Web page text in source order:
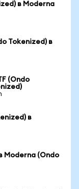
в Moderna
Tokenized) в
(Ondo
в
Moderna (Ondo